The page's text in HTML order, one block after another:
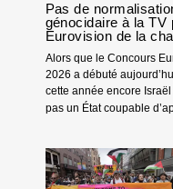
Pas de
génocidaire à la TV
Eurovision de la
Alors que le Concours
2026 a débuté
cette année encore Israël
pas un État coupable